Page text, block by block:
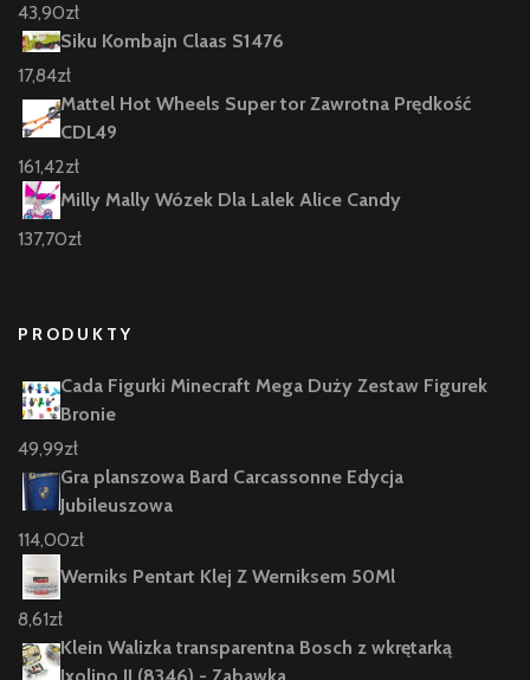
43,90zł
Siku Kombajn Claas S1476
17,84zł
Mattel Hot Wheels Super tor Zawrotna Prędkość
CDL49
161,42zł
Milly Mally Wózek Dla Lalek Alice Candy
137,70zł
PRODUKTY
Cada Figurki Minecraft Mega Duży Zestaw Figurek
Bronie
49,99zł
Gra planszowa Bard Carcassonne Edycja
Jubileuszowa
114,00zł
Werniks Pentart Klej Z Werniksem 50Ml
8,61zł
Klein Walizka transparentna Bosch z wkrętarką